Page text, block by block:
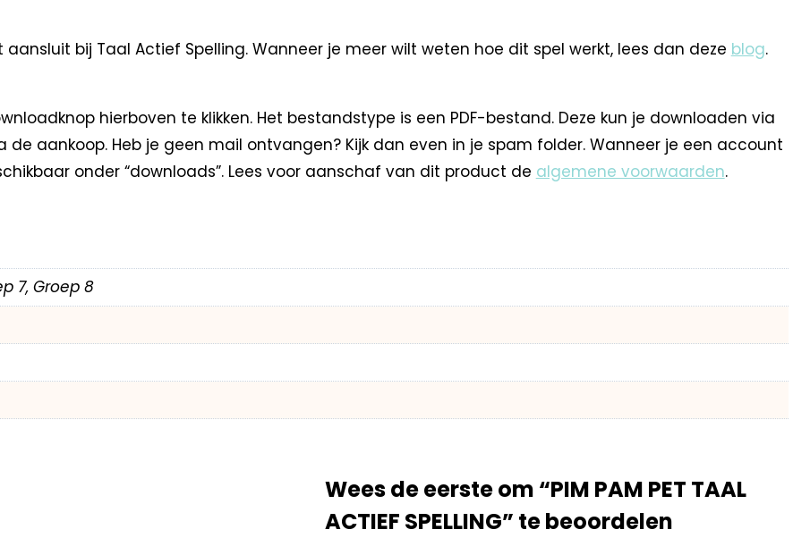
bij Taal Actief Spelling. Wanneer je meer wilt weten hoe dit spel werkt, lees dan deze blog.
hierboven te klikken. Het bestandstype is een PDF-bestand. Deze kun je downloaden via
aankoop. Heb je geen mail ontvangen? Kijk dan even in je spam folder. Wanneer je een account
onder “downloads”. Lees voor aanschaf van dit product de algemene voorwaarden.
7, Groep 8
Wees de eerste om “PIM PAM PET TAAL
ACTIEF SPELLING” te beoordelen